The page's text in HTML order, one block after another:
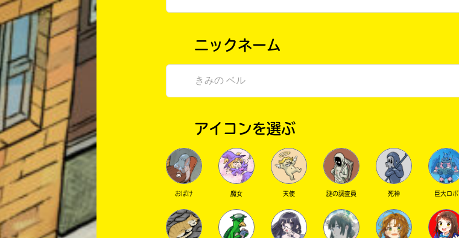
ニックネーム
アイコンを選ぶ
おばけ 魔女 天使 謎の調査員 死神 巨大ロボ